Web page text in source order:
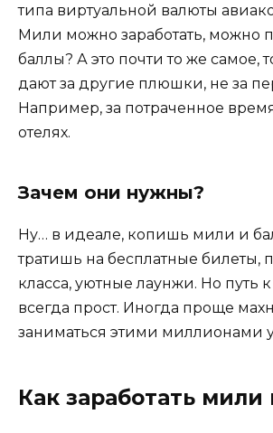
типа виртуальной валюты
Мили можно заработать, можно
баллы? А это почти то же самое,
дают за другие плюшки, не за
Например, за потраченное
отелях.
Зачем они нужны?
Ну… в идеале, копишь мили и
тратишь на бесплатные билеты,
класса, уютные лаунжи. Но путь
всегда прост. Иногда проще
заниматься этими миллионами
Как заработать мили